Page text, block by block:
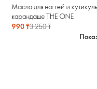
Масло для ногтей и
карандаше THE ONE
990 ₸3 250 ₸